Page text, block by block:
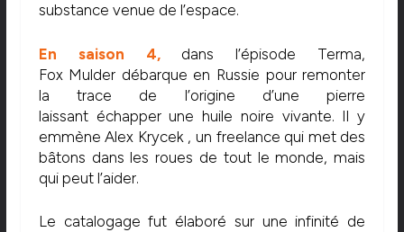
substance venue de l’espace.
En saison 4, dans l’épisode Terma,
Fox Mulder débarque en Russie pour remonter
la trace de l’origine d’une pierre
laissant échapper une huile noire vivante. Il y
emmène Alex Krycek , un freelance qui met des
bâtons dans les roues de tout le monde, mais
qui peut l’aider.
Le catalogage fut élaboré sur une infinité de